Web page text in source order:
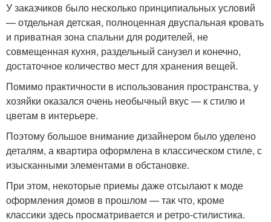
У заказчиков было несколько принципиальных условий
— отдельная детская, полноценная двуспальная кровать
и приватная зона спальни для родителей, не
совмещенная кухня, раздельный санузел и конечно,
достаточное количество мест для хранения вещей.
Помимо практичности в использования пространства, у
хозяйки оказался очень необычный вкус — к стилю и
цветам в интерьере.
Поэтому большое внимание дизайнером было уделено
деталям, а квартира оформлена в классическом стиле, с
изысканными элементами в обстановке.
При этом, некоторые приемы даже отсылают к моде
оформления домов в прошлом — так что, кроме
классики здесь просматривается и ретро-стилистика.